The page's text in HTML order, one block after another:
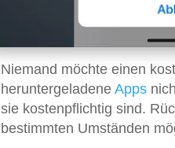
Niemand möchte einen
heruntergeladene Apps
sie kostenpflichtig sind.
bestimmten Umständen